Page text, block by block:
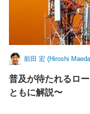
前田 宏 (Hiroshi
普及が待たれるロ
ともに解説〜